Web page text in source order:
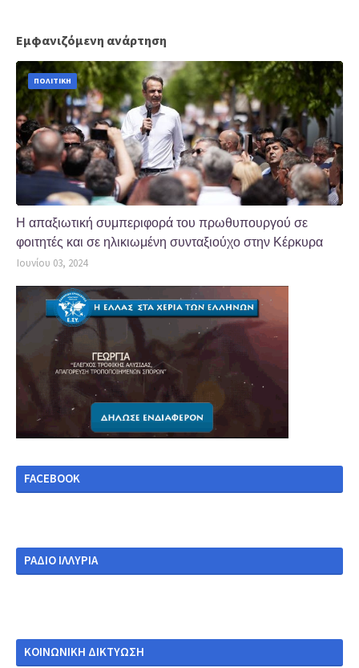
Εμφανιζόμενη ανάρτηση
ΠΟΛΙΤΙΚΗ
Η απαξιωτική συμπεριφορά του πρωθυπουργού σε
φοιτητές και σε ηλικιωμένη συνταξιούχο στην Κέρκυρα
Ιουνίου 03, 2024
FACEBOOK
ΡΑΔΙΟ ΙΛΛΥΡΙΑ
ΚΟΙΝΩΝΙΚΗ ΔΙΚΤΥΩΣΗ